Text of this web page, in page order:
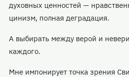
духовных ценностей —
цинизм, полная деградация.
А выбирать между верой и
каждого.
Мне импонирует точка зрения